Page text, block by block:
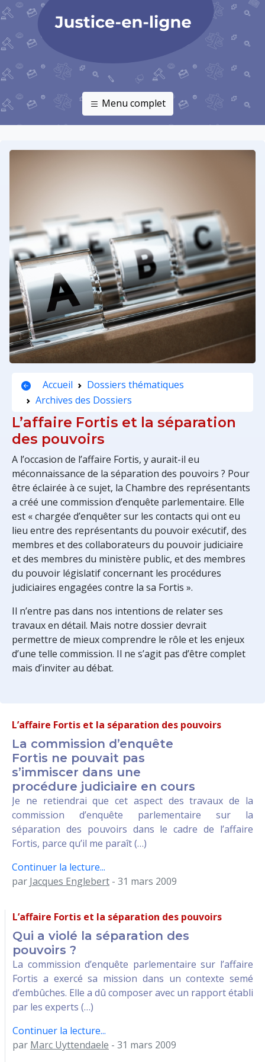
Menu complet
Accueil
Dossiers thématiques
Archives des Dossiers
L’affaire Fortis et la séparation
des pouvoirs
A l’occasion de l’affaire Fortis, y aurait-il eu
méconnaissance de la séparation des pouvoirs ? Pour
être éclairée à ce sujet, la Chambre des représentants
a créé une commission d’enquête parlementaire. Elle
est « chargée d’enquêter sur les contacts qui ont eu
lieu entre des représentants du pouvoir exécutif, des
membres et des collaborateurs du pouvoir judiciaire
et des membres du ministère public, et des membres
du pouvoir législatif concernant les procédures
judiciaires engagées contre la sa Fortis ».
Il n’entre pas dans nos intentions de relater ses
travaux en détail. Mais notre dossier devrait
permettre de mieux comprendre le rôle et les enjeux
d’une telle commission. Il ne s’agit pas d’être complet
mais d’inviter au débat.
L’affaire Fortis et la séparation des pouvoirs
La commission d’enquête
Fortis ne pouvait pas
s’immiscer dans une
procédure judiciaire en cours
Je ne retiendrai que cet aspect des travaux de la
commission d’enquête parlementaire sur la
séparation des pouvoirs dans le cadre de l’affaire
Fortis, parce qu’il me paraît (…)
Continuer la lecture...
par Jacques Englebert - 31 mars 2009
L’affaire Fortis et la séparation des pouvoirs
Qui a violé la séparation des
pouvoirs ?
La commission d’enquête parlementaire sur l’affaire
Fortis a exercé sa mission dans un contexte semé
d’embûches. Elle a dû composer avec un rapport établi
par les experts (…)
Continuer la lecture...
par Marc Uyttendaele - 31 mars 2009